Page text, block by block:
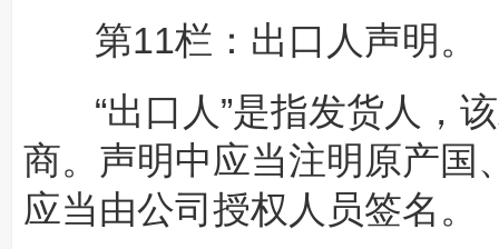
第11栏：出口人声明。
“出口人”是指发货人，
商。声明中应当注明原产国
应当由公司授权人员签名。